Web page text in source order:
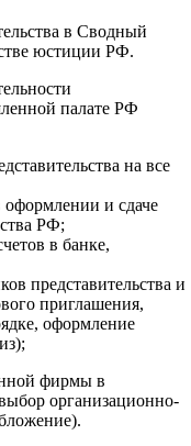
в Сводный
юстиции РФ.
палате РФ
на все
и сдаче
РФ;
в банке,
представительства и
приглашения,
оформление
фирмы в
организационно-